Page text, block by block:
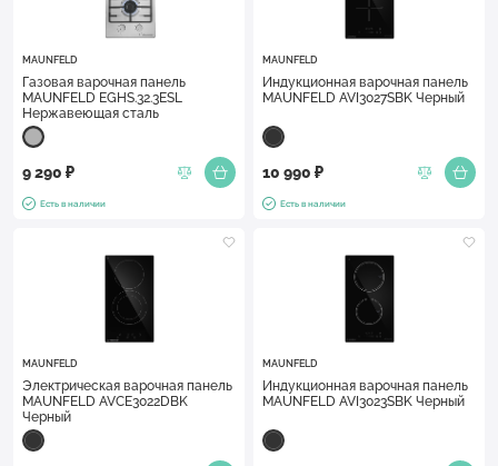
MAUNFELD
Газовая варочная панель
MAUNFELD EGHS.32.3ESL
Нержавеющая сталь
9 290 ₽
Есть в наличии
MAUNFELD
Индукционная варочная панель
MAUNFELD AVI3027SBK Черный
10 990 ₽
Есть в наличии
MAUNFELD
Электрическая варочная панель
MAUNFELD AVCE3022DBK
Черный
MAUNFELD
Индукционная варочная панель
MAUNFELD AVI3023SBK Черный